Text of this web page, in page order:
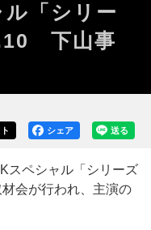
「シリー
下山事
送る
シェア
スペシャル「シリーズ
会が行われ、主演の